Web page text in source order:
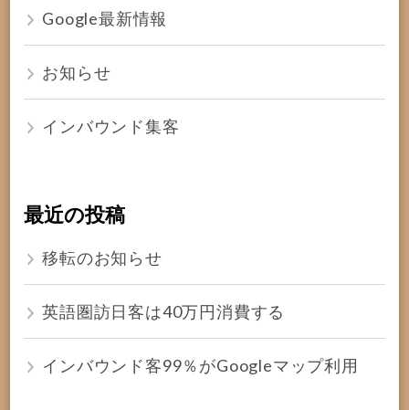
Google最新情報
お知らせ
インバウンド集客
最近の投稿
移転のお知らせ
英語圏訪日客は40万円消費する
インバウンド客99％がGoogleマップ利用